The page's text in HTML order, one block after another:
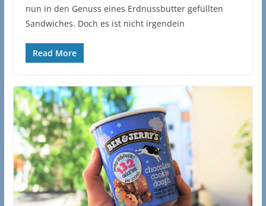
nun in den Genuss eines Erdnussbutter gefüllten
Sandwiches. Doch es ist nicht irgendein
Read More